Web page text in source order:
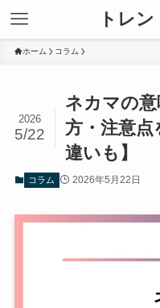
トレ
ホーム コラム
ネカマの
方・注意点
違いも】
2026
5/22
コラム 2026年5月22日